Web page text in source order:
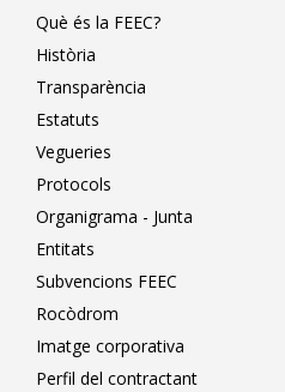
Què és la FEEC?
Història
Transparència
Estatuts
Vegueries
Protocols
Organigrama - Junta
Entitats
Subvencions FEEC
Rocòdrom
Imatge corporativa
Perfil del contractant